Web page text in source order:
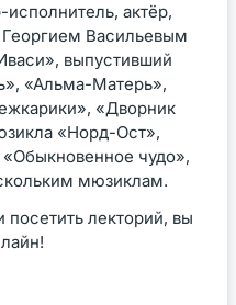
актёр,
Георгием Васильевым
выпустивший
«Альма-Матерь»,
«Дворник
«Норд-Ост»,
чудо»,
мюзиклам.
посетить лекторий, вы